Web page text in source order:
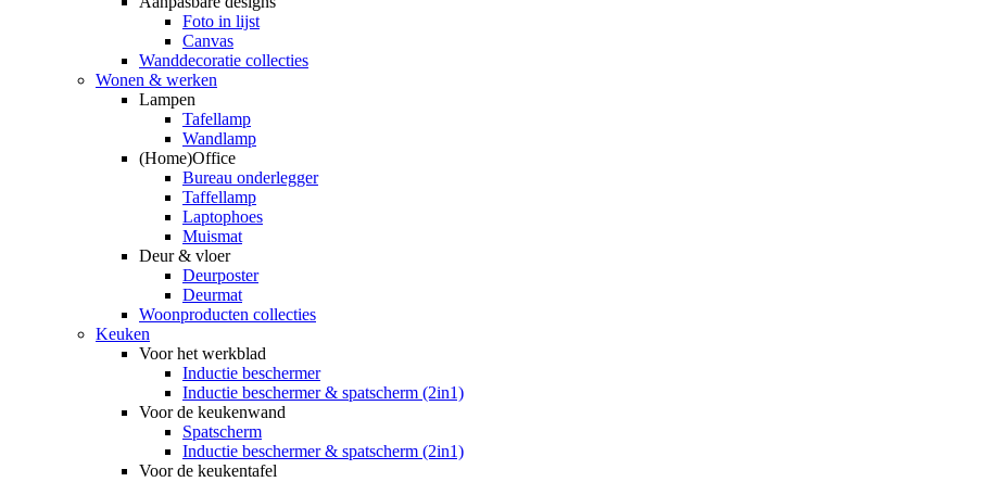
Foto in lijst
Canvas
Wanddecoratie collecties
Wonen & werken
Lampen
Tafellamp
Wandlamp
(Home)Office
Bureau onderlegger
Taffellamp
Laptophoes
Muismat
Deur & vloer
Deurposter
Deurmat
Woonproducten collecties
Keuken
Voor het werkblad
Inductie beschermer
Inductie beschermer & spatscherm (2in1)
Voor de keukenwand
Spatscherm
Inductie beschermer & spatscherm (2in1)
Voor de keukentafel